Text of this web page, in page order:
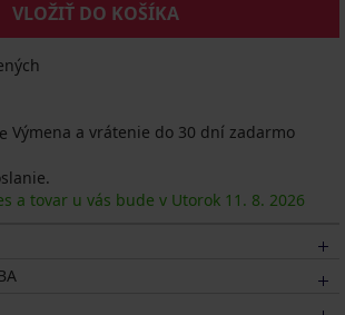
VLOŽIŤ DO KOŠÍKA
Výmena a vrátenie do 30 dní zadarmo
a tovar u vás bude v Utorok 11. 8. 2026